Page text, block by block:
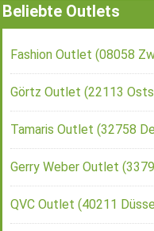
Beliebte Outlets
Fashion Outlet (08058
Görtz Outlet (22113
Tamaris Outlet (32758
Gerry Weber Outlet
QVC Outlet (40211